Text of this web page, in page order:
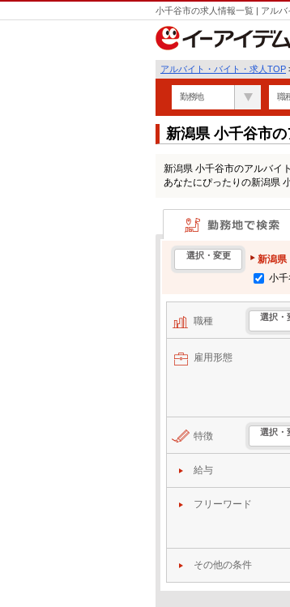
小千谷市の求人情報一覧 | アル
アルバイト・バイト・求人TOP
勤務地 職
新潟県 小千谷市
新潟県 小千谷市のアルバイ
あなたにぴったりの新潟県
勤務地で検索
選択・変更
新潟県
小
職種 選択・
雇用形態
特徴 選択・
給与
フリーワード
その他の条件